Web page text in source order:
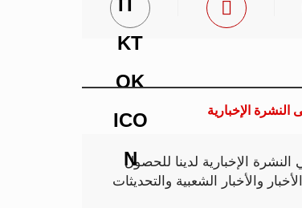
الإخبارية
الإخبارية لدينا للحصول
والأخبار الشعبية والتحديثات